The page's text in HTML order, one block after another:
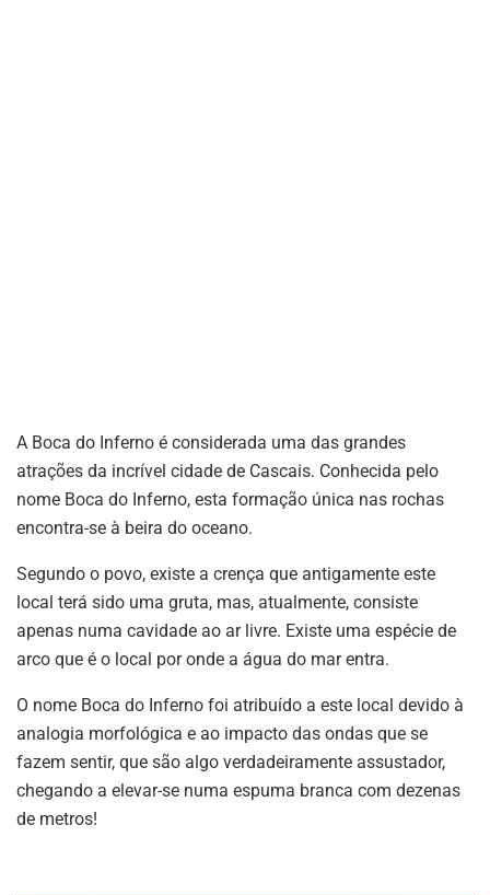
A Boca do Inferno é considerada uma das grandes
atrações da incrível cidade de Cascais. Conhecida pelo
nome Boca do Inferno, esta formação única nas rochas
encontra-se à beira do oceano.
Segundo o povo, existe a crença que antigamente este
local terá sido uma gruta, mas, atualmente, consiste
apenas numa cavidade ao ar livre. Existe uma espécie de
arco que é o local por onde a água do mar entra.
O nome Boca do Inferno foi atribuído a este local devido à
analogia morfológica e ao impacto das ondas que se
fazem sentir, que são algo verdadeiramente assustador,
chegando a elevar-se numa espuma branca com dezenas
de metros!